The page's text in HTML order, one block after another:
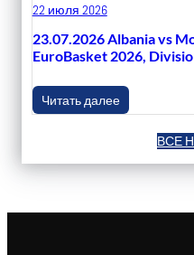
22 июля 2026
23.07.2026 Albania vs
EuroBasket 2026,
Читать далее
ВСЕ